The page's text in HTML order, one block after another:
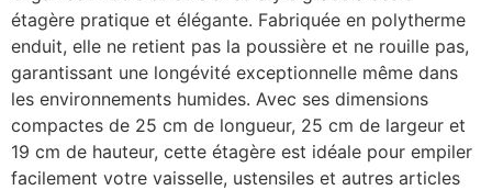
étagère pratique et élégante. Fabriquée en polytherme
enduit, elle ne retient pas la poussière et ne rouille pas,
garantissant une longévité exceptionnelle même dans
les environnements humides. Avec ses dimensions
compactes de 25 cm de longueur, 25 cm de largeur et
19 cm de hauteur, cette étagère est idéale pour empiler
facilement votre vaisselle, ustensiles et autres articles